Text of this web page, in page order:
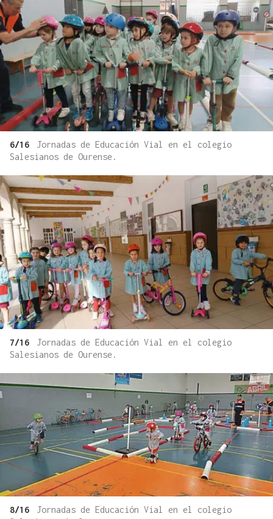
6/16
Jornadas de Educación Vial en el colegio
Salesianos de Ourense.
7/16
Jornadas de Educación Vial en el colegio
Salesianos de Ourense.
8/16
Jornadas de Educación Vial en el colegio